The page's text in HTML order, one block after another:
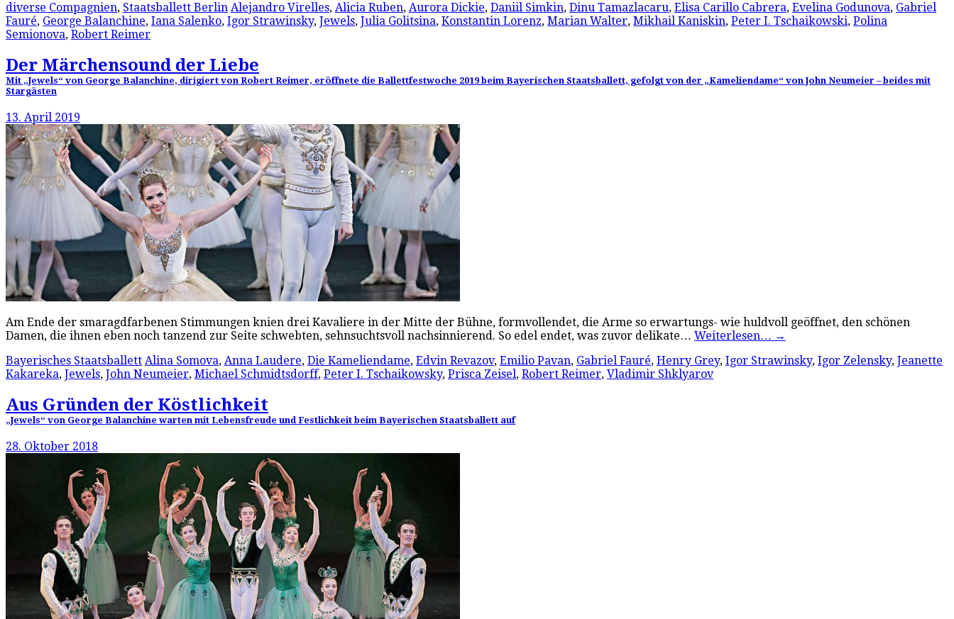
diverse Compagnien, Staatsballett Berlin Alejandro Virelles, Alicia Ruben, Aurora Dickie, Daniil Simkin, Dinu Tamazlacaru, Elisa Carillo Cabrera, Evelina Godunova, Gabriel
Fauré, George Balanchine, Iana Salenko, Igor Strawinsky, Jewels, Julia Golitsina, Konstantin Lorenz, Marian Walter, Mikhail Kaniskin, Peter I. Tschaikowski, Polina
Semionova, Robert Reimer
Der Märchensound der Liebe
Mit „Jewels“ von George Balanchine, dirigiert von Robert Reimer, eröffnete die Ballettfestwoche 2019 beim Bayerischen Staatsballett, gefolgt von der „Kameliendame“ von John Neumeier – beides mit
Stargästen
13. April 2019
Am Ende der smaragdfarbenen Stimmungen knien drei Kavaliere in der Mitte der Bühne, formvollendet, die Arme so erwartungs- wie huldvoll geöffnet, den schönen
Damen, die ihnen eben noch tanzend zur Seite schwebten, sehnsuchtsvoll nachsinnierend. So edel endet, was zuvor delikate… Weiterlesen… →
Bayerisches Staatsballett Alina Somova, Anna Laudere, Die Kameliendame, Edvin Revazov, Emilio Pavan, Gabriel Fauré, Henry Grey, Igor Strawinsky, Igor Zelensky, Jeanette
Kakareka, Jewels, John Neumeier, Michael Schmidtsdorff, Peter I. Tschaikowsky, Prisca Zeisel, Robert Reimer, Vladimir Shklyarov
Aus Gründen der Köstlichkeit
„Jewels“ von George Balanchine warten mit Lebensfreude und Festlichkeit beim Bayerischen Staatsballett auf
28. Oktober 2018